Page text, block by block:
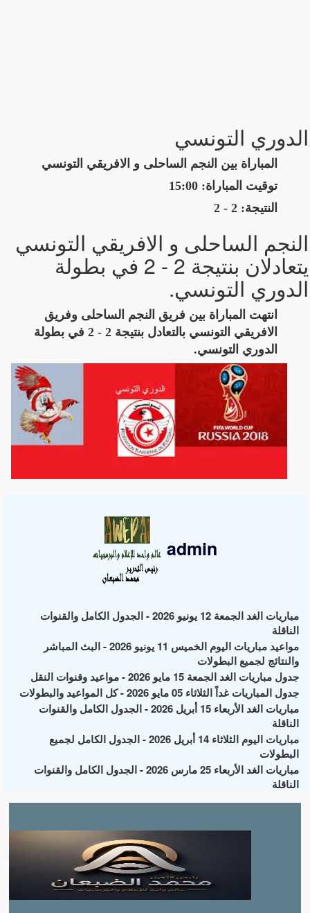
الدوري التونسي
المباراة بين النجم الساحلى و الافريقي التونسي
توقيت المباراة: 15:00
النتيجة: 2 - 2
النجم الساحلى و الافريقي التونسي
يتعادلان بنتيجة 2 - 2 في بطولة
الدوري التونسي.
انتهت المباراة بين فريق النجم الساحلى وفريق
الافريقي التونسي بالتعادل بنتيجة 2 - 2 في بطولة
الدوري التونسي.
admin
مباريات الغد الجمعة 12 يونيو 2026 - الجدول الكامل والقنوات
الناقلة
مواعيد مباريات اليوم الخميس 11 يونيو 2026 - البث المباشر
والنتائج لجميع البطولات
جدول مباريات الغد الجمعة 15 مايو 2026 - مواعيد وقنوات النقل
جدول المباريات غداً الثلاثاء 05 مايو 2026 - كل المواعيد والبطولات
مباريات الغد الأربعاء 15 أبريل 2026 - الجدول الكامل والقنوات
الناقلة
مباريات اليوم الثلاثاء 14 أبريل 2026 - الجدول الكامل لجميع
البطولات
مباريات الغد الأربعاء 25 مارس 2026 - الجدول الكامل والقنوات
الناقلة